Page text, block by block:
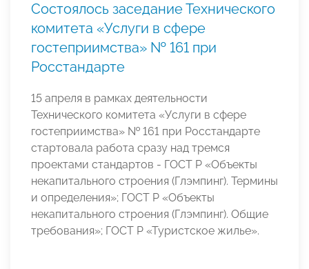
Состоялось заседание Технического
комитета «Услуги в сфере
гостеприимства» № 161 при
Росстандарте
15 апреля в рамках деятельности
Технического комитета «Услуги в сфере
гостеприимства» № 161 при Росстандарте
стартовала работа сразу над тремся
проектами стандартов - ГОСТ Р «Объекты
некапитального строения (Глэмпинг). Термины
и определения»; ГОСТ Р «Объекты
некапитального строения (Глэмпинг). Общие
требования»; ГОСТ Р «Туристское жилье».